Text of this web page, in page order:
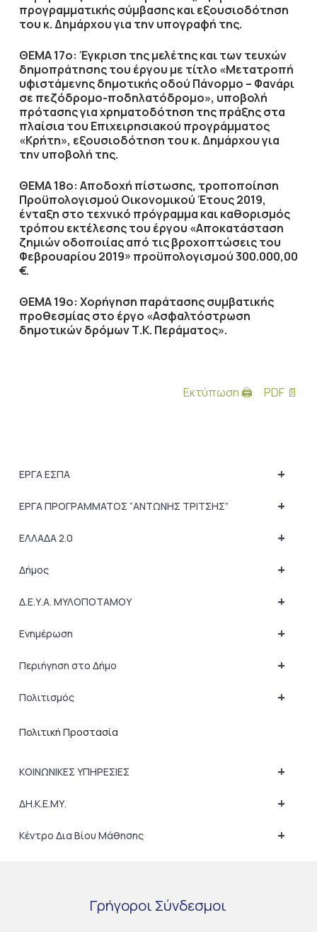
προγραμματικής σύμβασης και εξουσιοδότηση
του κ. Δημάρχου για την υπογραφή της.
ΘΕΜΑ 17ο: Έγκριση της μελέτης και των τευχών
δημοπράτησης του έργου με τίτλο «Μετατροπή
υφιστάμενης δημοτικής οδού Πάνορμο – Φανάρι
σε πεζόδρομο-ποδηλατόδρομο», υποβολή
πρότασης για χρηματοδότηση της πράξης στα
πλαίσια του Επιχειρησιακού προγράμματος
«Κρήτη», εξουσιοδότηση του κ. Δημάρχου για
την υποβολή της.
ΘΕΜΑ 18ο: Αποδοχή πίστωσης, τροποποίηση
Προϋπολογισμού Οικονομικού Έτους 2019,
ένταξη στο τεχνικό πρόγραμμα και καθορισμός
τρόπου εκτέλεσης του έργου «Αποκατάσταση
ζημιών οδοποιίας από τις βροχοπτώσεις του
Φεβρουαρίου 2019» προϋπολογισμού 300.000,00
€.
ΘΕΜΑ 19ο: Χορήγηση παράτασης συμβατικής
προθεσμίας στο έργο «Ασφαλτόστρωση
δημοτικών δρόμων Τ.Κ. Περάματος».
Εκτύπωση 🖨 PDF 📄
+
ΕΡΓΑ ΕΣΠΑ
+
ΕΡΓΑ ΠΡΟΓΡΑΜΜΑΤΟΣ “ΑΝΤΩΝΗΣ ΤΡΙΤΣΗΣ”
+
ΕΛΛΑΔΑ 2.0
+
Δήμος
+
Δ.Ε.Υ.Α. ΜΥΛΟΠΟΤΑΜΟΥ
+
Ενημέρωση
+
Περιήγηση στο Δήμο
+
Πολιτισμός
Πολιτική Προστασία
+
ΚΟΙΝΩΝΙΚΕΣ ΥΠΗΡΕΣΙΕΣ
+
ΔΗ.Κ.Ε.ΜΥ.
+
Κέντρο Δια Βίου Μάθησης
Γρήγοροι Σύνδεσμοι